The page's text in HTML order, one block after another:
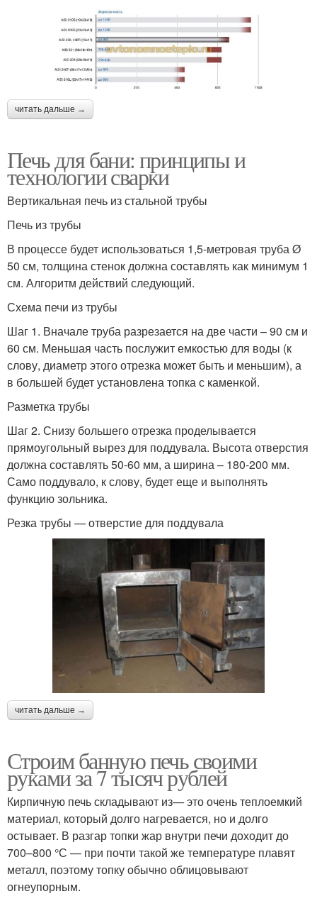
читать дальше →
Печь для бани: принципы и
технологии сварки
Вертикальная печь из стальной трубы
Печь из трубы
В процессе будет использоваться 1,5-метровая труба Ø
50 см, толщина стенок должна составлять как минимум 1
см. Алгоритм действий следующий.
Схема печи из трубы
Шаг 1. Вначале труба разрезается на две части – 90 см и
60 см. Меньшая часть послужит емкостью для воды (к
слову, диаметр этого отрезка может быть и меньшим), а
в большей будет установлена топка с каменкой.
Разметка трубы
Шаг 2. Снизу большего отрезка проделывается
прямоугольный вырез для поддувала. Высота отверстия
должна составлять 50-60 мм, а ширина – 180-200 мм.
Само поддувало, к слову, будет еще и выполнять
функцию зольника.
Резка трубы — отверстие для поддувала
читать дальше →
Строим банную печь своими
руками за 7 тысяч рублей
Кирпичную печь складывают из— это очень теплоемкий
материал, который долго нагревается, но и долго
остывает. В разгар топки жар внутри печи доходит до
700–800 °С — при почти такой же температуре плавят
металл, поэтому топку обычно облицовывают
огнеупорным.